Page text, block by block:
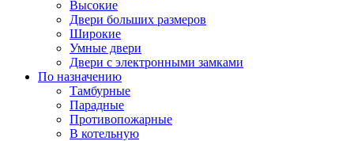
Высокие
Двери больших размеров
Широкие
Умные двери
Двери с электронными замками
По назначению
Тамбурные
Парадные
Противопожарные
В котельную